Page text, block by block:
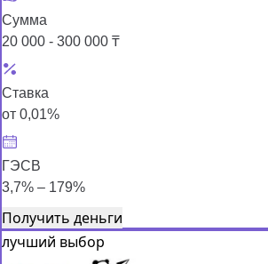
Сумма
20 000 - 300 000 ₸
Ставка
от 0,01%
ГЭСВ
3,7% – 179%
Получить деньги
лучший выбор